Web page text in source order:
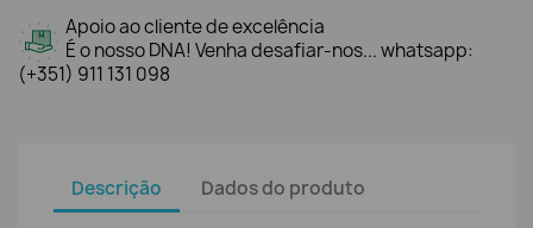
Apoio ao cliente de excelência
É o nosso DNA! Venha desafiar-nos... whatsapp:
(+351) 911 131 098
Descrição Dados do produto